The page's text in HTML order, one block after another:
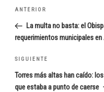
Navegación
entradas
Entrada
anterior:
ANTERIOR
La multa no basta: el
requerimientos municipales en
Siguiente
entrada
SIGUIENTE
Torres más altas han caído:
que estaba a punto de caerse